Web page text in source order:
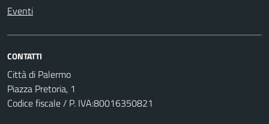
Eventi
CONTATTI
Città di Palermo
Piazza Pretoria, 1
Codice fiscale / P. IVA:80016350821